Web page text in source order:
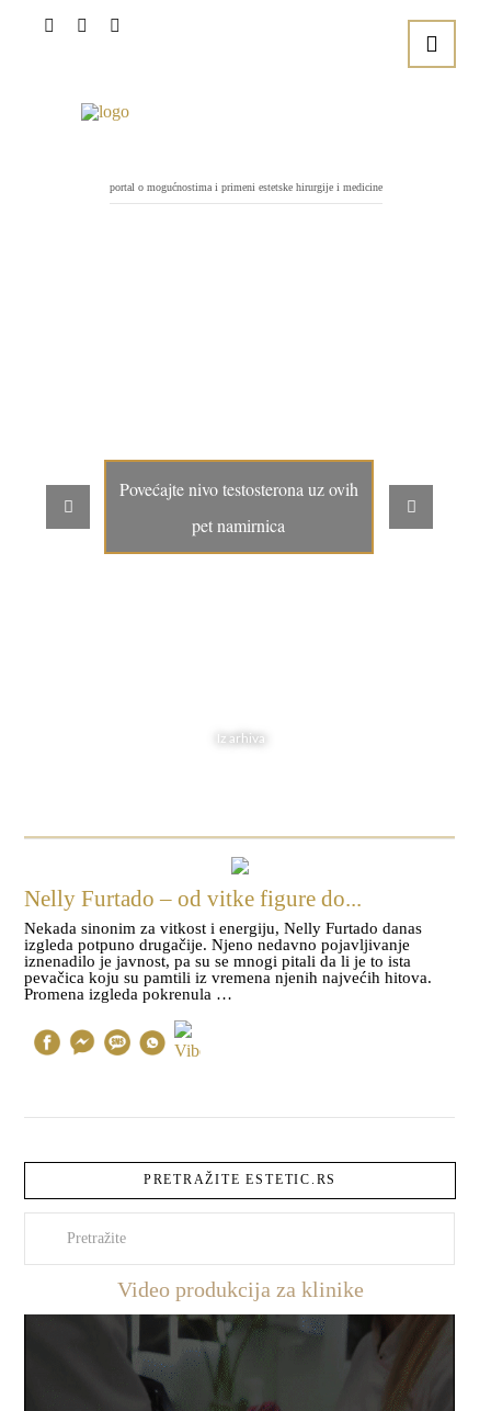
portal o mogućnostima i primeni estetske hirurgije i medicine
Povećajte nivo testosterona uz ovih
pet namirnica
Iz arhiva
Nelly Furtado – od vitke figure do...
Nekada sinonim za vitkost i energiju, Nelly Furtado danas
izgleda potpuno drugačije. Njeno nedavno pojavljivanje
iznenadilo je javnost, pa su se mnogi pitali da li je to ista
pevačica koju su pamtili iz vremena njenih najvećih hitova.
Promena izgleda pokrenula …
PRETRAŽITE ESTETIC.RS
Video produkcija za klinike